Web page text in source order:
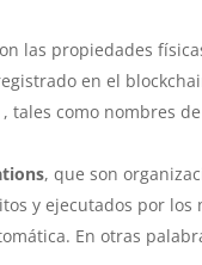
las propiedades
en el
tales como nombres
, que son
y ejecutados por los
En otras